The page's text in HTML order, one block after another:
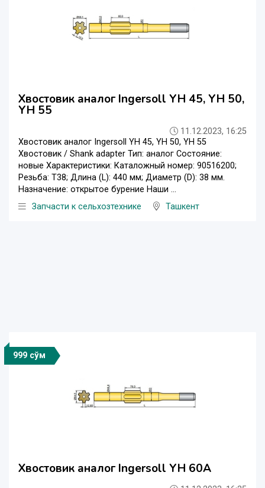
Хвостовик аналог Ingersoll YH 45, YH 50,
YH 55
11.12.2023, 16:25
Хвостовик аналог Ingersoll YH 45, YH 50, YH 55
Хвостовик / Shank adapter Тип: аналог Состояние:
новые Характеристики: Каталожный номер: 90516200;
Резьба: T38; Длина (L): 440 мм; Диаметр (D): 38 мм.
Назначение: открытое бурение Наши ...
Запчасти к сельхозтехнике
Ташкент
999 сўм
Хвостовик аналог Ingersoll YH 60A